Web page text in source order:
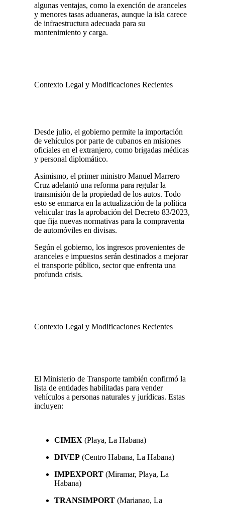
algunas ventajas, como la exención de aranceles
y menores tasas aduaneras, aunque la isla carece
de infraestructura adecuada para su
mantenimiento y carga.
Contexto Legal y Modificaciones Recientes
Desde julio, el gobierno permite la importación
de vehículos por parte de cubanos en misiones
oficiales en el extranjero, como brigadas médicas
y personal diplomático.
Asimismo, el primer ministro Manuel Marrero
Cruz adelantó una reforma para regular la
transmisión de la propiedad de los autos. Todo
esto se enmarca en la actualización de la política
vehicular tras la aprobación del Decreto 83/2023,
que fija nuevas normativas para la compraventa
de automóviles en divisas.
Según el gobierno, los ingresos provenientes de
aranceles e impuestos serán destinados a mejorar
el transporte público, sector que enfrenta una
profunda crisis.
Contexto Legal y Modificaciones Recientes
El Ministerio de Transporte también confirmó la
lista de entidades habilitadas para vender
vehículos a personas naturales y jurídicas. Estas
incluyen:
CIMEX (Playa, La Habana)
DIVEP (Centro Habana, La Habana)
IMPEXPORT (Miramar, Playa, La
Habana)
TRANSIMPORT (Marianao, La